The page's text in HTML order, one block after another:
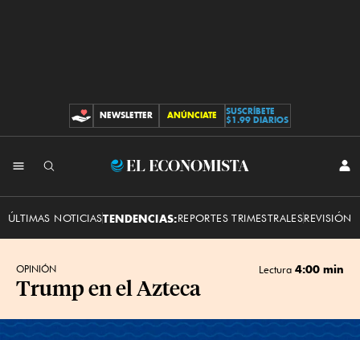
CONTRIBUCIONES
NEWSLETTER ANÚNCIATE
SUSCRÍBETE
$1.99 DIARIOS
El
ÚLTIMAS NOTICIASTENDENCIAS:REPORTES TRIMESTRALESREVISIÓN
OPINIÓN Lectura 4:00 min
Trump en el Azteca